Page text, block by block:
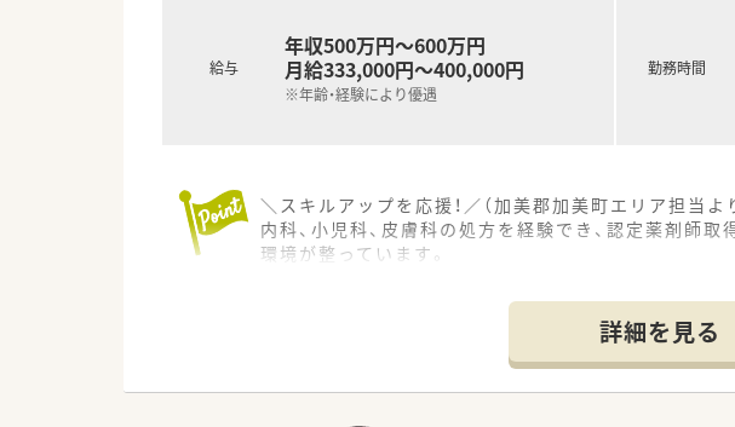
給与
年収500万円～600万円
月給333,000円～400,000円
※年齢・経験により優遇
勤務時間
＼スキルアップを応援！／（加美郡加美町エリア担当よ
内科、小児科、皮膚科の処方を経験でき、認定薬剤師
環境が整っています。
■有備館駅から車で30分ほどの場所にあり、マイカー
■主に近隣の医療機関から内科、小児科、皮膚科の処
■取り扱い医薬品は約1200品目と幅広く、様々な疾
詳細を見る